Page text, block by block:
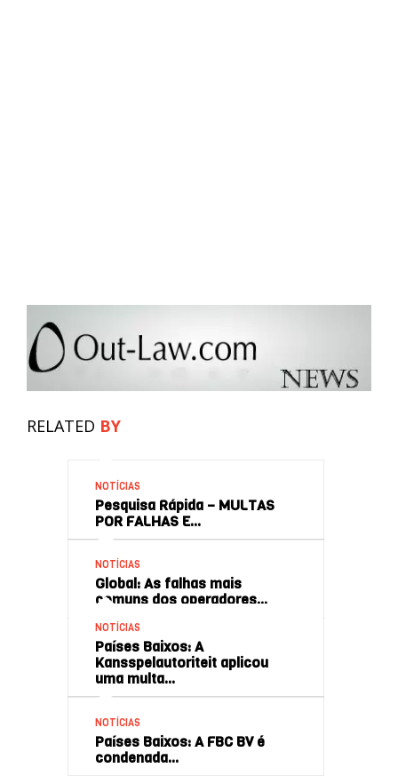
RELATED BY
NOTÍCIAS
Pesquisa Rápida – MULTAS
POR FALHAS E…
NOTÍCIAS
Global: As falhas mais
comuns dos operadores…
NOTÍCIAS
Países Baixos: A
Kansspelautoriteit aplicou
uma multa…
NOTÍCIAS
Países Baixos: A FBC BV é
condenada…